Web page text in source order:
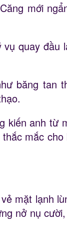
mới
quay
băng tan
kiến ​​​​anh từ
mắc
mặt lạnh
nở nụ